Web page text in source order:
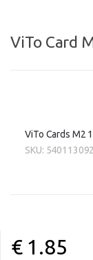
ViTo Card
ViTo Cards M2
SKU: 540113092
€1.85